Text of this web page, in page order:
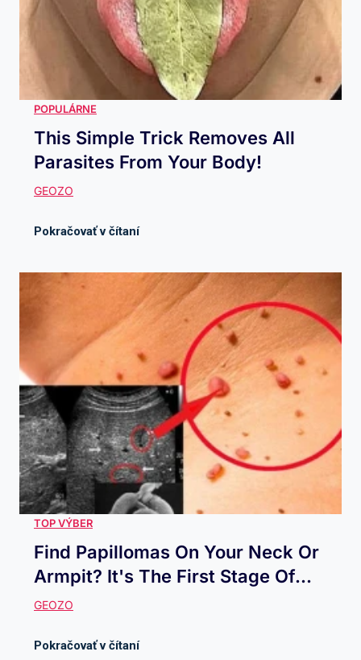
This Simple Trick Removes All
Parasites From Your Body!
Find Papillomas On Your Neck Or
Armpit? It's The First Stage Of...